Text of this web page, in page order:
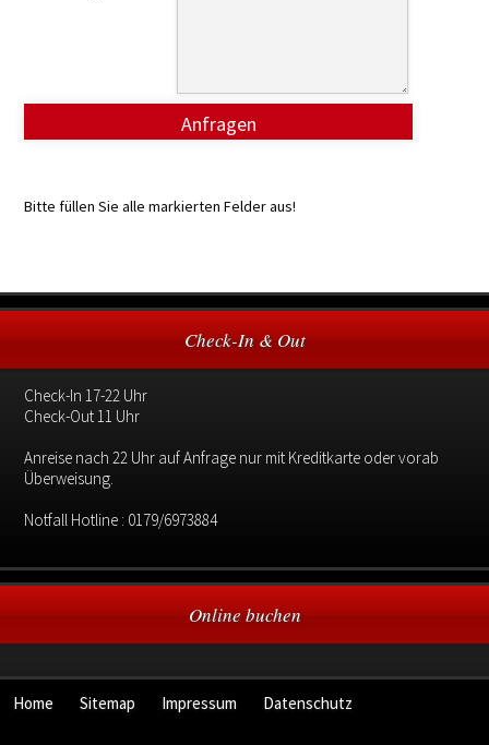
Anfragen
Bitte füllen Sie alle markierten Felder aus!
Check-In & Out
Check-In 17-22 Uhr
Check-Out 11 Uhr
Anreise nach 22 Uhr auf Anfrage nur mit Kreditkarte oder vorab
Überweisung.
Notfall Hotline : 0179/6973884
Online buchen
Home Sitemap Impressum Datenschutz